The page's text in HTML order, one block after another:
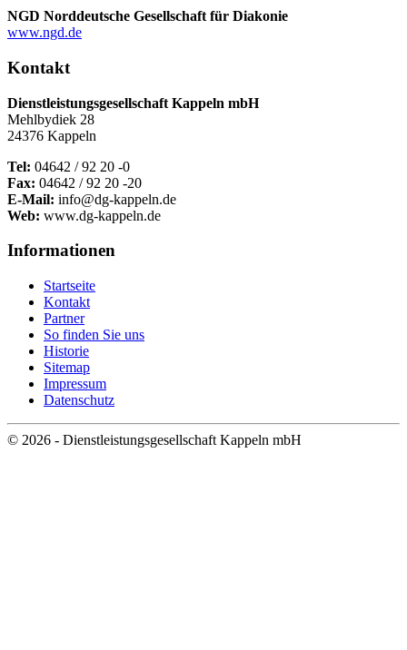
NGD Norddeutsche Gesellschaft für Diakonie
www.ngd.de
Kontakt
Dienstleistungsgesellschaft Kappeln mbH
Mehlbydiek 28
24376 Kappeln
Tel: 04642 / 92 20 -0
Fax: 04642 / 92 20 -20
E-Mail: info@dg-kappeln.de
Web: www.dg-kappeln.de
Informationen
Startseite
Kontakt
Partner
So finden Sie uns
Historie
Sitemap
Impressum
Datenschutz
© 2026 - Dienstleistungsgesellschaft Kappeln mbH